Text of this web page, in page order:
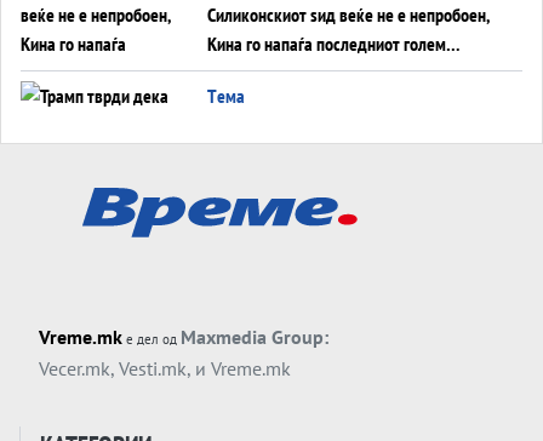
Силиконскиот ѕид веќе не е непробоен,
Кина го напаѓа последниот голем
монопол на Западот?
Tема
Tема
ДЛАБОКО УДОЛУ: Сметководствените
АТОМСКО ДОМИНО НА БЛИСКИОТ
ИСТОК
Vreme.mk е дел од Maxmedia Group:
Vecer.mk, Vesti.mk, и Vreme.mk